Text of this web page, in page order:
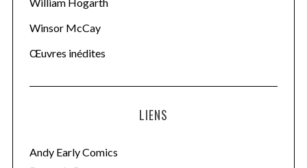
Winsor McCay
Œuvres inédites
LIENS
Andy Early Comics